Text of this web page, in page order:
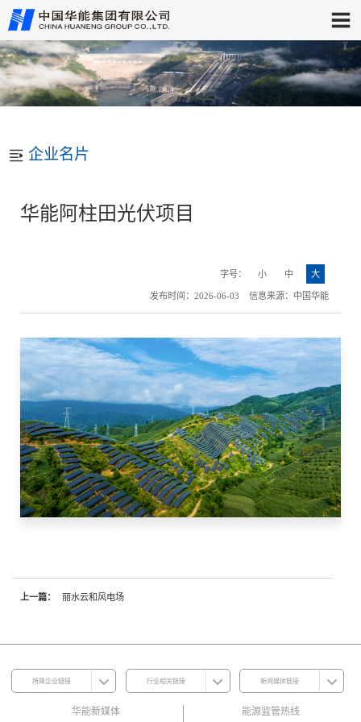
企业名片
华能阿柱田光伏项目
字号： 小 中 大
发布时间：2026-06-03 信息来源：中国华能
上一篇： 丽水云和风电场
所属企业链接 行业相关链接 新闻媒体链接
华能新媒体 能源监管热线